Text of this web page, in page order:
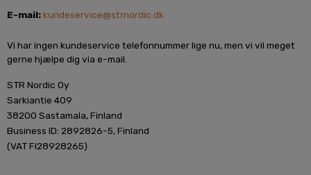
E-mail:kundeservice@strnordic.dk
Vi har ingen kundeservice telefonnummer lige nu, men vi vil meget
gerne hjælpe dig via e-mail.
STR Nordic Oy
Sarkiantie 409
38200 Sastamala, Finland
Business ID: 2892826-5, Finland
(VAT FI28928265)